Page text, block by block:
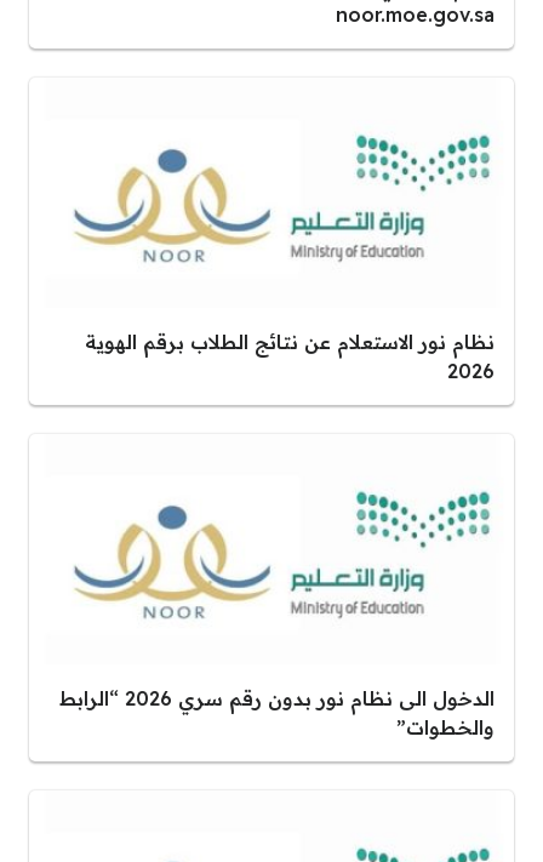
noor.moe.gov.sa
نظام نور الاستعلام عن نتائج الطلاب برقم الهوية
2026
الدخول الى نظام نور بدون رقم سري 2026 “الرابط
والخطوات”